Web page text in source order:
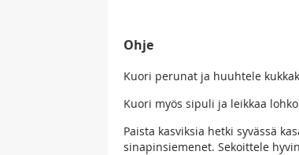
Ohje
Kuori perunat ja huuhtele
Kuori myös sipuli ja leikkaa
Paista kasviksia hetki syvässä
sinapinsiemenet. Sekoittele